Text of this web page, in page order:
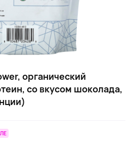
органический
со вкусом шоколада,